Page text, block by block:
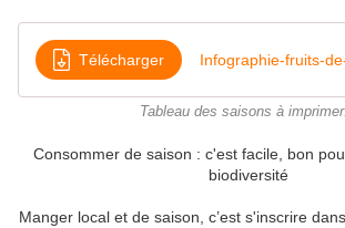
Télécharger Infographie-fruits-
Tableau des saisons à
Consommer de saison : c'est facile, bon
biodiversité
Manger local et de saison, c’est s'inscrire